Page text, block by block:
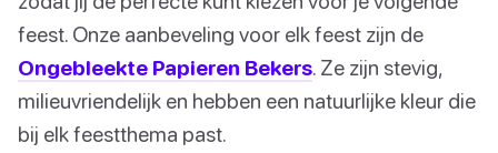
feest. Onze aanbeveling voor elk feest zijn de
Ongebleekte Papieren Bekers. Ze zijn stevig,
milieuvriendelijk en hebben een natuurlijke kleur die
bij elk feestthema past.